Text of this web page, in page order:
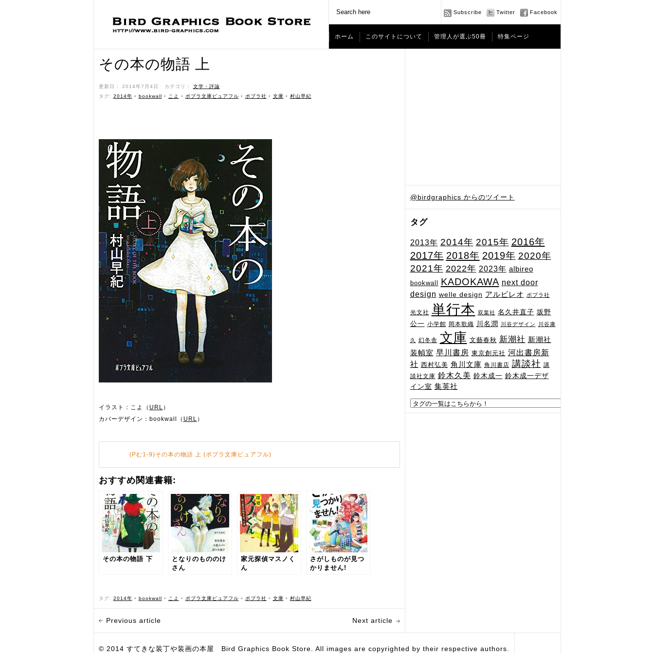
Subscribe Twitter Facebook
ホーム このサイトについて 管理人が選ぶ50冊 特集ページ
@birdgraphics からのツイート
タグ
2013年 2014年 2015年 2016年
2017年 2018年 2019年 2020年
2021年 2022年 2023年 albireo
bookwall KADOKAWA next door
design welle design アルビレオ ポプラ社
光文社 単行本 双葉社 名久井直子 坂野
公一 小学館 岡本歌織 川名潤 川谷デザイン 川谷康
久 幻冬舎 文庫 文藝春秋 新潮社 新潮社
装幀室 早川書房 東京創元社 河出書房新
社 西村弘美 角川文庫 角川書店 講談社 講
談社文庫 鈴木久美 鈴木成一 鈴木成一デザ
イン室 集英社
その本の物語 上
更新日： 2014年7月4日 ˑ カテゴリ： 文学・評論 ˑ
タグ: 2014年 • bookwall • こよ • ポプラ文庫ピュアフル • ポプラ社 • 文庫 • 村山早紀
イラスト：こよ（ URL ）
カバーデザイン：bookwall（ URL ）
(Pむ1-9)その本の物語 上 (ポプラ文庫ピュアフル)
おすすめ関連書籍:
その本の物語 下
となりのもののけ
さん
家元探偵マスノく
ん
さがしものが見つ
かりません!
タグ: 2014年 • bookwall • こよ • ポプラ文庫ピュアフル • ポプラ社 • 文庫 • 村山早紀
Previous article Next article
© 2014 すてきな装丁や装画の本屋 Bird Graphics Book Store. All images are copyrighted by their respective authors.